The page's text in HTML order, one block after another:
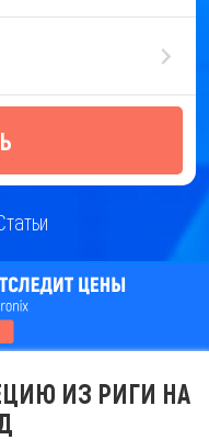
ИЗ РИГИ НА